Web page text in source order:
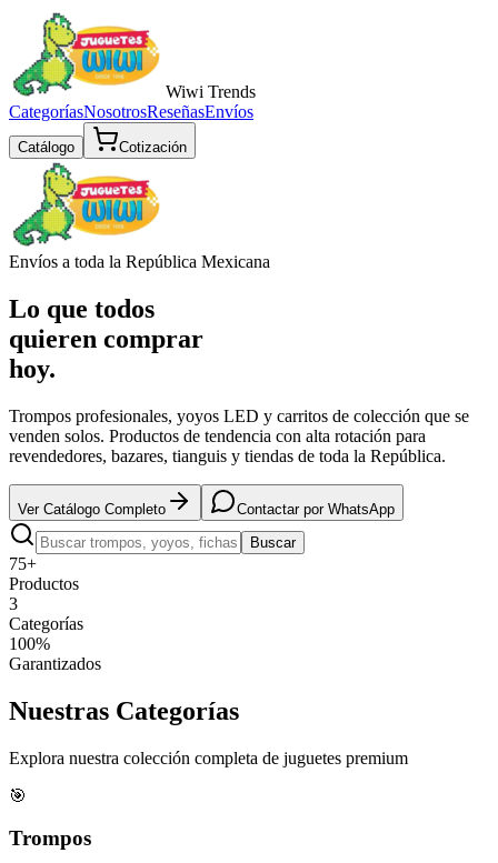
Wiwi Trends
CategoríasNosotrosReseñasEnvíos
Catálogo Cotización
Envíos a toda la República Mexicana
Lo que todos
quieren comprar
hoy.
Trompos profesionales, yoyos LED y carritos de colección que se
venden solos. Productos de tendencia con alta rotación para
revendedores, bazares, tianguis y tiendas de toda la República.
Ver Catálogo Completo
Contactar por WhatsApp
Buscar
75+
Productos
3
Categorías
100%
Garantizados
Nuestras Categorías
Explora nuestra colección completa de juguetes premium
🎯
Trompos